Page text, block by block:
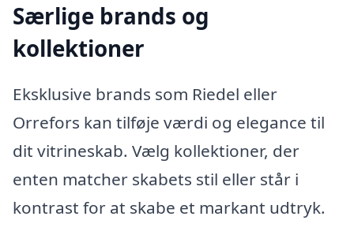
Særlige brands og
kollektioner
Eksklusive brands som Riedel eller
Orrefors kan tilføje værdi og elegance til
dit vitrineskab. Vælg kollektioner, der
enten matcher skabets stil eller står i
kontrast for at skabe et markant udtryk.